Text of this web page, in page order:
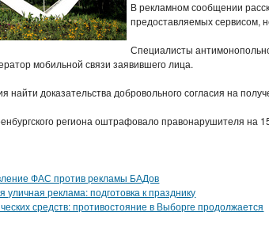
В рекламном сообщении
предоставляемых сервисом,
Специалисты
мобильной связи заявившего лица.
найти доказательства добровольного согласия на
региона оштрафовало правонарушителя на
ФАС против рекламы БАДов
уличная реклама: подготовка к празднику
средств: противостояние в Выборге продолжается